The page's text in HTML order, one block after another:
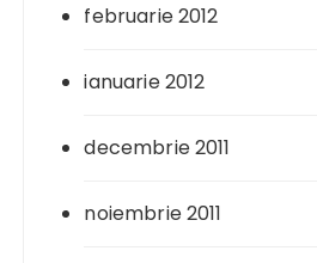
februarie 2012
ianuarie 2012
decembrie 2011
noiembrie 2011